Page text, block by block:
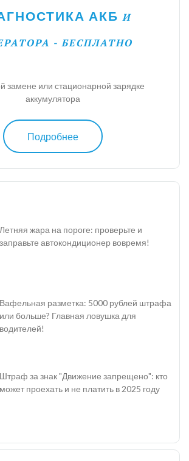
АКБ И
- БЕСПЛАТНО
замене или стационарной зарядке
аккумулятора
Подробнее
Летняя жара на пороге: проверьте и
заправьте автокондиционер вовремя!
Вафельная разметка: 5000 рублей штрафа
или больше? Главная ловушка для
водителей!
Штраф за знак "Движение запрещено": кто
может проехать и не платить в 2025 году